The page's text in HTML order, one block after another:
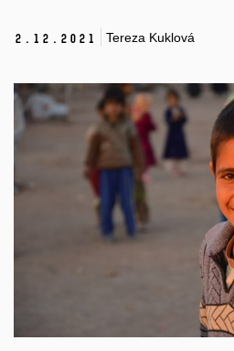
2. 12. 2021 Tereza Kuklová